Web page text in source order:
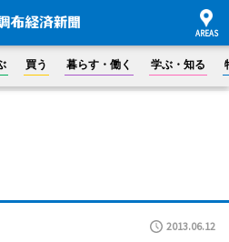
買う 暮らす・働く 学ぶ・知る
2013.06.12